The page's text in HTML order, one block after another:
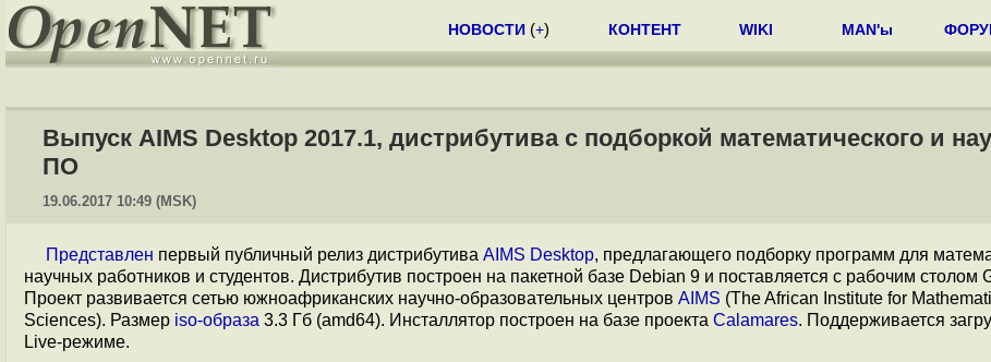
НОВОСТИ (+) КОНТЕНТ WIKI MAN'ы
Выпуск AIMS Desktop 2017.1, дистрибутива с подборкой математического и
ПО
19.06.2017 10:49 (MSK)
Представлен первый публичный релиз дистрибутива AIMS Desktop, предлагающего подборку программ для
научных работников и студентов. Дистрибутив построен на пакетной базе Debian 9 и поставляется с рабочим столом
Проект развивается сетью южноафриканских научно-образовательных центров AIMS (The African Institute for
Sciences). Размер iso-образа 3.3 Гб (amd64). Инсталлятор построен на базе проекта Calamares. Поддерживается
Live-режиме.